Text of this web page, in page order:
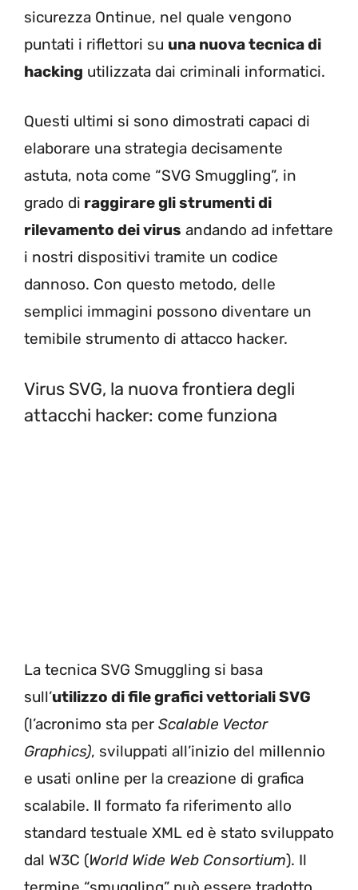
sicurezza Ontinue, nel quale vengono
puntati i riflettori su una nuova tecnica di
hacking utilizzata dai criminali informatici.
Questi ultimi si sono dimostrati capaci di
elaborare una strategia decisamente
astuta, nota come “SVG Smuggling”, in
grado di raggirare gli strumenti di
rilevamento dei virus andando ad infettare
i nostri dispositivi tramite un codice
dannoso. Con questo metodo, delle
semplici immagini possono diventare un
temibile strumento di attacco hacker.
Virus SVG, la nuova frontiera degli
attacchi hacker: come funziona
La tecnica SVG Smuggling si basa
sull’utilizzo di file grafici vettoriali SVG
(l’acronimo sta per Scalable Vector
Graphics), sviluppati all’inizio del millennio
e usati online per la creazione di grafica
scalabile. Il formato fa riferimento allo
standard testuale XML ed è stato sviluppato
dal W3C (World Wide Web Consortium). Il